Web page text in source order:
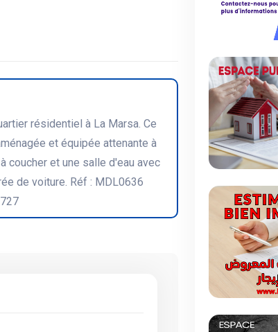
résidentiel à La Marsa. Ce
et équipée attenante à
coucher et une salle d'eau avec
de voiture. Réf : MDL0636